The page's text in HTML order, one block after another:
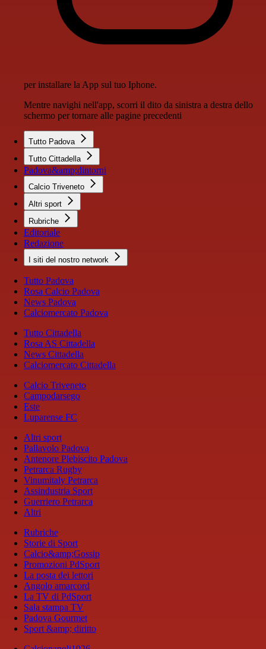
per installare la App sul tuo Iphone.
Mentre navighi nell'app, scorri il dito da sinistra a destra dello
schermo per tornare alle pagine precedenti
Tutto Padova
Tutto Cittadella
Padova&amp;dintorni
Calcio Triveneto
Altri sport
Rubriche
Editoriale
Redazione
I siti del nostro network
Tutto Padova
Rosa Calcio Padova
News Padova
Calciomercato Padova
Tutto Cittadella
Rosa AS Cittadella
News Cittadella
Calciomercato Cittadella
Calcio Triveneto
Campodarsego
Este
Luparense FC
Altri sport
Pallavolo Padova
Antenore Plebiscito Padova
Petrarca Rugby
Vinumitaly Petrarca
Assindustria Sport
Guerriero Petrarca
Altri
Rubriche
Storie di Sport
Calcio&amp;Gossip
Promozioni PdSport
La posta dei lettori
Angolo amarcord
La TV di PdSport
Sala stampa TV
Padova Gourmet
Sport &amp; diritto